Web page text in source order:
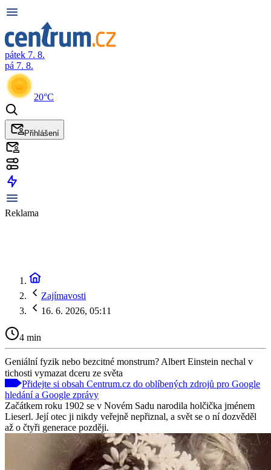
pátek 7. 8.
pá 7. 8.
20°C
Přihlášení
Reklama
Zajímavosti
16. 6. 2026, 05:11
4 min
Geniální fyzik nebo bezcitné monstrum? Albert Einstein nechal v
tichosti vymazat dceru ze světa
Přidejte si obsah Centrum.cz do oblíbených zdrojů pro Google
hledání a Google zprávy
Začátkem roku 1902 se v Novém Sadu narodila holčička jménem
Lieserl. Její otec ji nikdy veřejně nepřiznal, a svět se o ní dozvěděl
až o čtyři generace později.